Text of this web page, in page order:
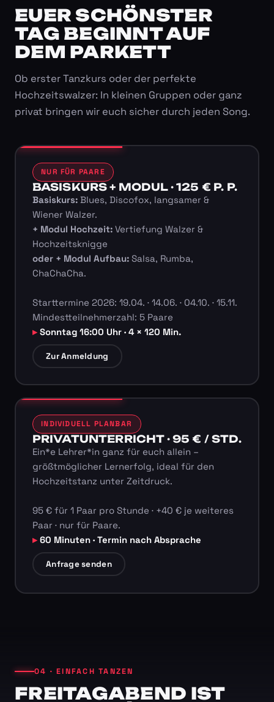
EUER SCHÖNSTER
TAG BEGINNT AUF
DEM PARKETT
Ob erster Tanzkurs oder der perfekte
Hochzeitswalzer: In kleinen Gruppen oder ganz
privat bringen wir euch sicher durch jeden Song.
NUR FÜR PAARE
BASISKURS + MODUL · 125 € P. P.
Basiskurs:Blues, Discofox, langsamer &
Wiener Walzer.
+ Modul Hochzeit:Vertiefung Walzer &
Hochzeitsknigge
oder + Modul Aufbau:Salsa, Rumba,
ChaChaCha.
Starttermine 2026: 19.04. · 14.06. · 04.10. · 15.11.
Mindestteilnehmerzahl: 5 Paare
Sonntag 16:00 Uhr · 4 × 120 Min.
Zur Anmeldung
INDIVIDUELL PLANBAR
PRIVATUNTERRICHT · 95 € / STD.
Ein*e Lehrer*in ganz für euch allein –
größtmöglicher Lernerfolg, ideal für den
Hochzeitstanz unter Zeitdruck.
95 € für 1 Paar pro Stunde · +40 € je weiteres
Paar · nur für Paare.
60 Minuten · Termin nach Absprache
Anfrage senden
04 · EINFACH TANZEN
FREITAGABEND IST